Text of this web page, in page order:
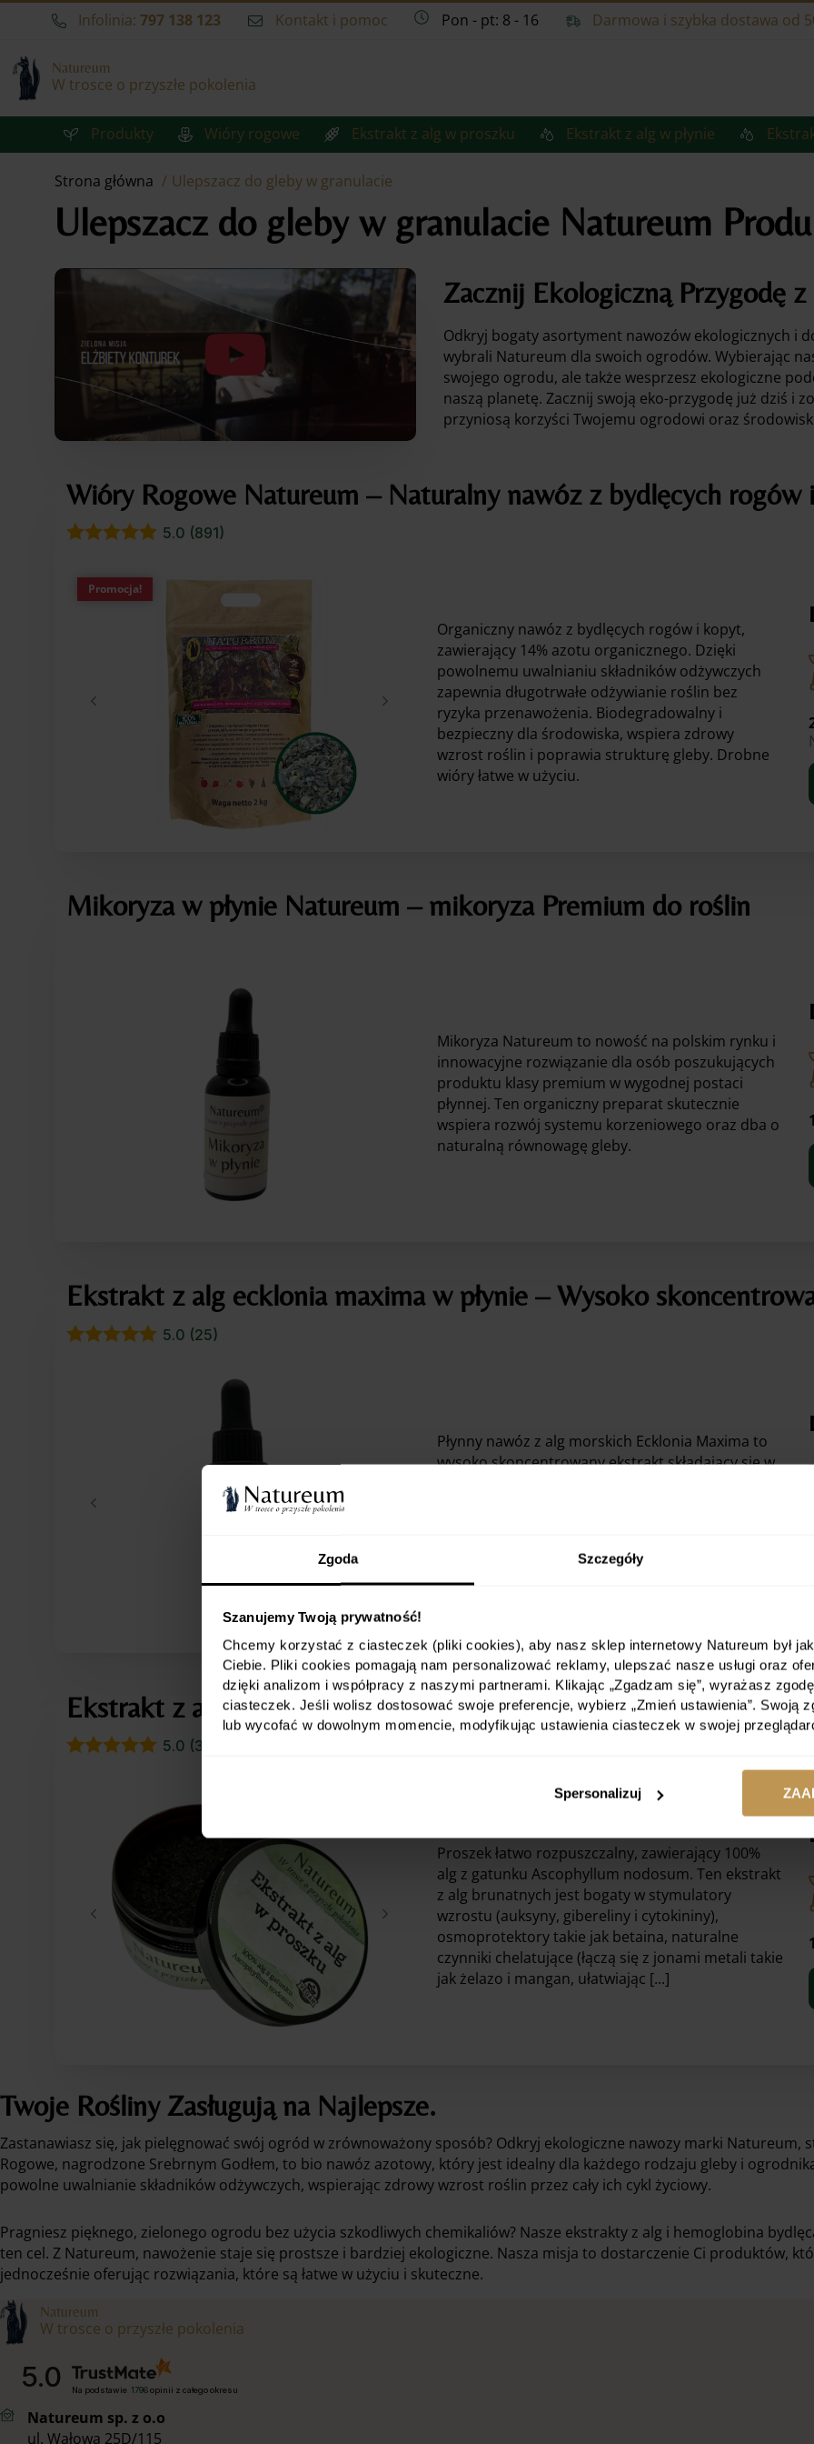
Zgoda Szczegóły
Szanujemy Twoją prywatność!
Chcemy korzystać z ciasteczek (pliki cookies), aby nasz sklep internetowy Natureum był
Ciebie. Pliki cookies pomagają nam personalizować reklamy, ulepszać nasze usługi oraz
dzięki analizom i współpracy z naszymi partnerami. Klikając „Zgadzam się”, wyrażasz
ciasteczek. Jeśli wolisz dostosować swoje preferencje, wybierz „Zmień ustawienia”. Swoją
lub wycofać w dowolnym momencie, modyfikując ustawienia ciasteczek w swojej
Spersonalizuj
Infolinia:797 138 123 Kontakt i pomoc Pon - pt: 8 - 16 Darmowa i szybka dostawa od
Natureum
W trosce o przyszłe pokolenia
Produkty Wióry rogowe Ekstrakt z alg w proszku Ekstrakt z alg w płynie
Strona główna Ulepszacz do gleby w granulacie
Ulepszacz do gleby w granulacieNatureum
Zacznij Ekologiczną Przygodę
Odkryj bogaty asortyment nawozów ekologicznych i
wybrali Natureum dla swoich ogrodów. Wybierając
swojego ogrodu, ale także wesprzesz ekologiczne
naszą planetę. Zacznij swoją eko-przygodę już dziś i
przyniosą korzyści Twojemu ogrodowi oraz
Wióry Rogowe Natureum – Naturalny nawóz z bydlęcych rogów
5.0 (891)
Promocja!
Organiczny nawóz z bydlęcych rogów i kopyt,
zawierający 14% azotu organicznego. Dzięki
powolnemu uwalnianiu składników odżywczych
zapewnia długotrwałe odżywianie roślin bez
ryzyka przenawożenia. Biodegradowalny i
bezpieczny dla środowiska, wspiera zdrowy
wzrost roślin i poprawia strukturę gleby. Drobne
wióry łatwe w użyciu.
Mikoryza w płynie Natureum – mikoryza Premium do roślin
Mikoryza Natureum to nowość na polskim rynku i
innowacyjne rozwiązanie dla osób poszukujących
produktu klasy premium w wygodnej postaci
płynnej. Ten organiczny preparat skutecznie
wspiera rozwój systemu korzeniowego oraz dba o
naturalną równowagę gleby.
Ekstrakt z alg ecklonia maxima w płynie – Wysoko
5.0 (25)
Płynny nawóz z alg morskich Ecklonia Maxima to
wysoko skoncentrowany ekstrakt składający się w
pokarmowego, białka oraz innych [...]
Ekstrakt z alg północnoatlantyckich w proszku
5.0 (31)
Proszek łatwo rozpuszczalny, zawierający 100%
alg z gatunku Ascophyllum nodosum. Ten ekstrakt
z alg brunatnych jest bogaty w stymulatory
wzrostu (auksyny, gibereliny i cytokininy),
osmoprotektory takie jak betaina, naturalne
czynniki chelatujące (łączą się z jonami metali takie
jak żelazo i mangan, ułatwiając [...]
Twoje Rośliny Zasługują na Najlepsze.
Zastanawiasz się, jak pielęgnować swój ogród w zrównoważony sposób? Odkryj ekologiczne nawozy marki
Rogowe, nagrodzone Srebrnym Godłem, to bio nawóz azotowy, który jest idealny dla każdego rodzaju gleby i
powolne uwalnianie składników odżywczych, wspierając zdrowy wzrost roślin przez cały ich cykl życiowy.
Pragniesz pięknego, zielonego ogrodu bez użycia szkodliwych chemikaliów? Nasze ekstrakty z alg i hemoglobina
ten cel. Z Natureum, nawożenie staje się prostsze i bardziej ekologiczne. Nasza misja to dostarczenie Ci produktów,
jednocześnie oferując rozwiązania, które są łatwe w użyciu i skuteczne.
Natureum
W trosce o przyszłe pokolenia
5.0 Na podstawie 1796opinii z całego okresu
Natureum sp. z o.o
ul. Wałowa 25D/115